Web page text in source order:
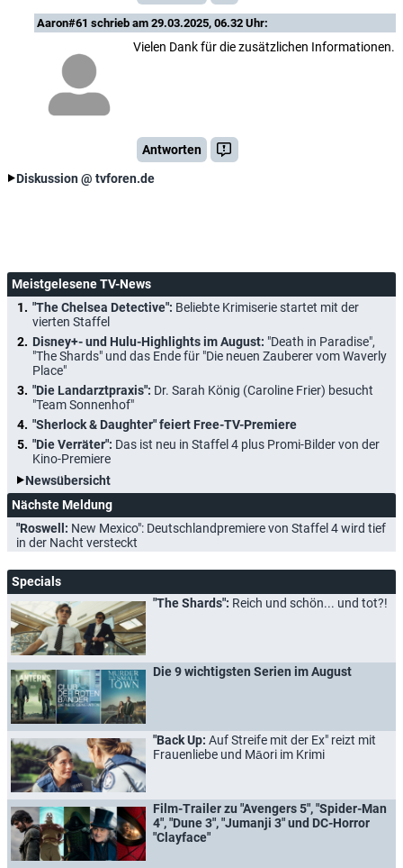
Aaron#61 schrieb am 29.03.2025, 06.32 Uhr:
Vielen Dank für die zusätzlichen Informationen.
Antworten
Diskussion @ tvforen.de
Meistgelesene TV-News
"The Chelsea Detective": Beliebte Krimiserie startet mit der
vierten Staffel
Disney+- und Hulu-Highlights im August: "Death in Paradise",
"The Shards" und das Ende für "Die neuen Zauberer vom Waverly
Place"
"Die Landarztpraxis": Dr. Sarah König (Caroline Frier) besucht
"Team Sonnenhof"
"Sherlock & Daughter" feiert Free-TV-Premiere
"Die Verräter": Das ist neu in Staffel 4 plus Promi-Bilder von der
Kino-Premiere
Newsübersicht
Nächste Meldung
"Roswell: New Mexico": Deutschlandpremiere von Staffel 4 wird tief
in der Nacht versteckt
Specials
"The Shards": Reich und schön... und tot?!
Die 9 wichtigsten Serien im August
"Back Up: Auf Streife mit der Ex" reizt mit
Frauenliebe und Māori im Krimi
Film-Trailer zu "Avengers 5", "Spider-Man
4", "Dune 3", "Jumanji 3" und DC-Horror
"Clayface"